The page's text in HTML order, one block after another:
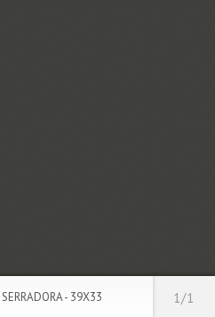
1/1
- 39X33